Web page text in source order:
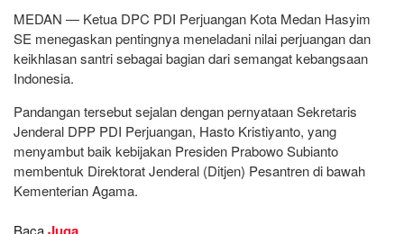
MEDAN — Ketua DPC PDI Perjuangan Kota Medan Hasyim
SE menegaskan pentingnya meneladani nilai perjuangan dan
keikhlasan santri sebagai bagian dari semangat kebangsaan
Indonesia.
Pandangan tersebut sejalan dengan pernyataan Sekretaris
Jenderal DPP PDI Perjuangan, Hasto Kristiyanto, yang
menyambut baik kebijakan Presiden Prabowo Subianto
membentuk Direktorat Jenderal (Ditjen) Pesantren di bawah
Kementerian Agama.
Baca